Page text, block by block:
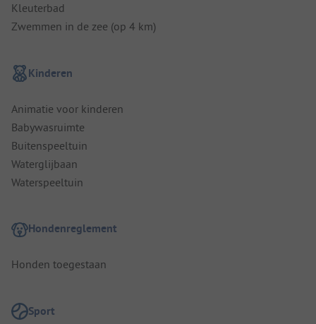
Kleuterbad
Zwemmen in de zee (op 4 km)
Kinderen
Animatie voor kinderen
Babywasruimte
Buitenspeeltuin
Waterglijbaan
Waterspeeltuin
Hondenreglement
Honden toegestaan
Sport